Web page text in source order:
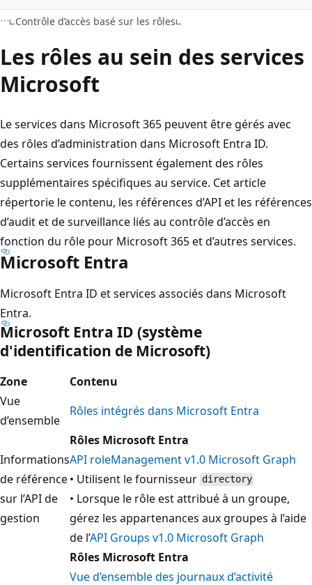
Contrôle d’accès basé sur les rôles
Les rôles au sein des services
Microsoft
Le services dans Microsoft 365 peuvent être gérés avec
des rôles d’administration dans Microsoft Entra ID.
Certains services fournissent également des rôles
supplémentaires spécifiques au service. Cet article
répertorie le contenu, les références d’API et les références
d’audit et de surveillance liés au contrôle d’accès en
fonction du rôle pour Microsoft 365 et d’autres services.
Microsoft Entra
Microsoft Entra ID et services associés dans Microsoft
Entra.
Microsoft Entra ID (système
d'identification de Microsoft)
Zone
Contenu
Vue
d’ensemble
Rôles intégrés dans Microsoft Entra
Informations
de référence
sur l’API de
gestion
Rôles Microsoft Entra
API roleManagement v1.0 Microsoft Graph
• Utilisent le fournisseur directory
• Lorsque le rôle est attribué à un groupe,
gérez les appartenances aux groupes à l’aide
de l’API Groups v1.0 Microsoft Graph
Rôles Microsoft Entra
Vue d’ensemble des journaux d’activité